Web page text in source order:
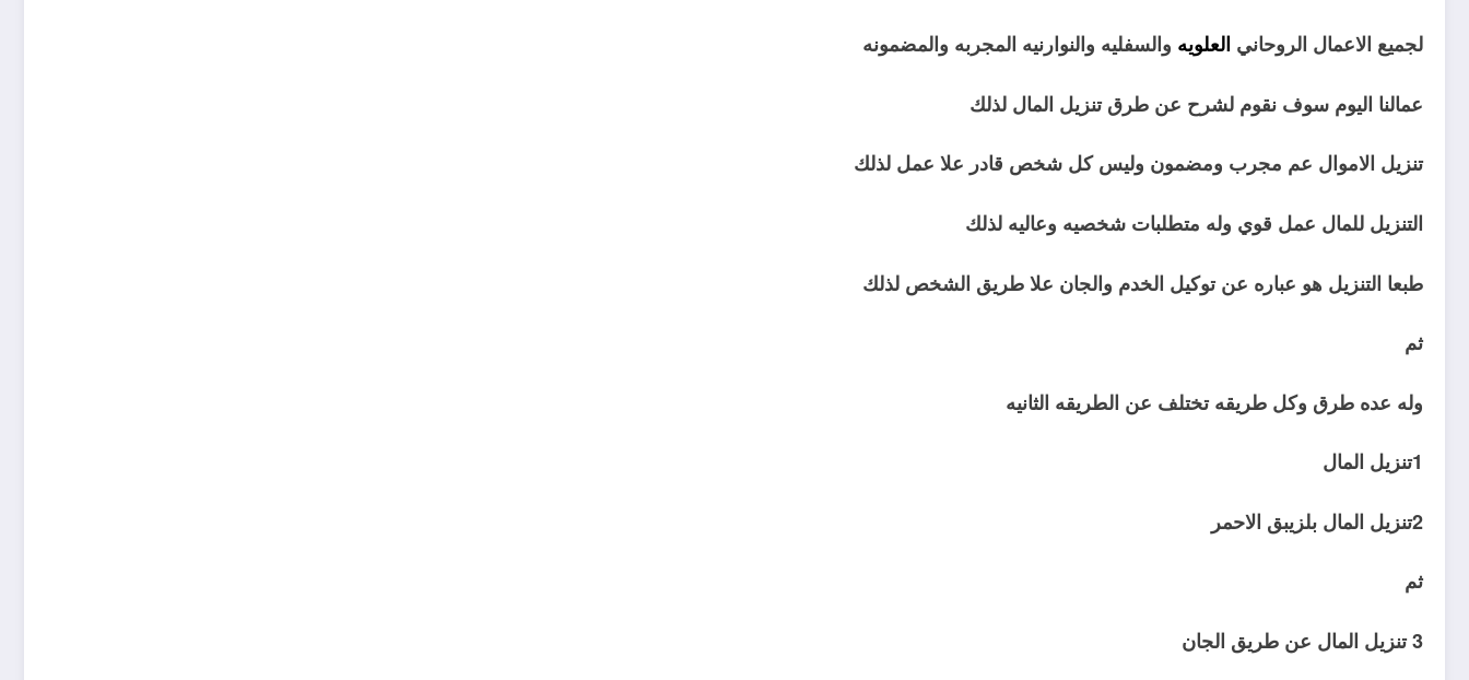
لجميع الاعمال الروحاني العلويه والسفليه والنوارنيه المجربه والمضمونه
عمالنا اليوم سوف نقوم لشرح عن طرق تنزيل المال لذلك
تنزيل الاموال عم مجرب ومضمون وليس كل شخص قادر علا عمل لذلك
التنزيل للمال عمل قوي وله متطلبات شخصيه وعاليه لذلك
طبعا التنزيل هو عباره عن توكيل الخدم والجان علا طريق الشخص لذلك
ثم
وله عده طرق وكل طريقه تختلف عن الطريقه الثانيه
1تنزيل المال
2تنزيل المال بلزيبق الاحمر
ثم
3 تنزيل المال عن طريق الجان